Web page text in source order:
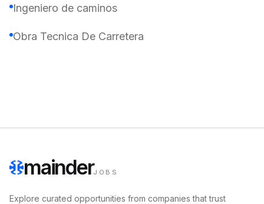
Ingeniero de caminos
Obra Tecnica De Carretera
mainderJOBS
Explore curated opportunities from companies that trust